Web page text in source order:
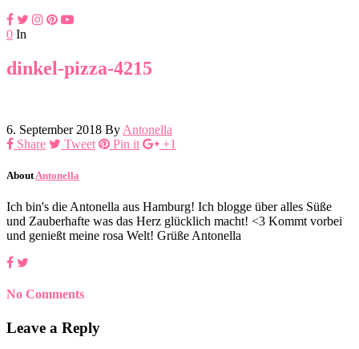
0 In
dinkel-pizza-4215
6. September 2018 By Antonella
Share
Tweet Pin it +1
About Antonella
Ich bin's die Antonella aus Hamburg! Ich blogge über alles Süße
und Zauberhafte was das Herz glücklich macht! <3 Kommt vorbei
und genießt meine rosa Welt! Grüße Antonella
No Comments
Leave a Reply